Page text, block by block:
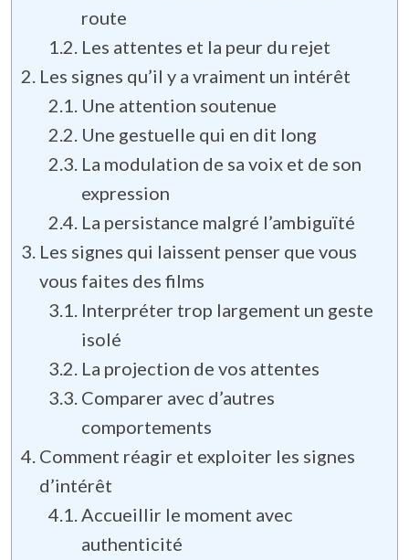
route
Les attentes et la peur du rejet
Les signes qu’il y a vraiment un intérêt
Une attention soutenue
Une gestuelle qui en dit long
La modulation de sa voix et de son
expression
La persistance malgré l’ambiguïté
Les signes qui laissent penser que vous
vous faites des films
Interpréter trop largement un geste
isolé
La projection de vos attentes
Comparer avec d’autres
comportements
Comment réagir et exploiter les signes
d’intérêt
Accueillir le moment avec
authenticité